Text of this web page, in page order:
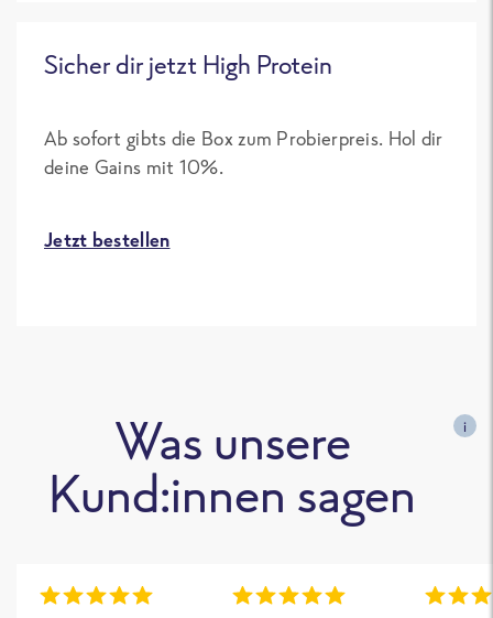
Sicher dir jetzt High Protein
Ab sofort gibts die Box zum Probierpreis. Hol dir
deine Gains mit 10%.
Jetzt bestellen
Was unsere
Kund:innen sagen
i